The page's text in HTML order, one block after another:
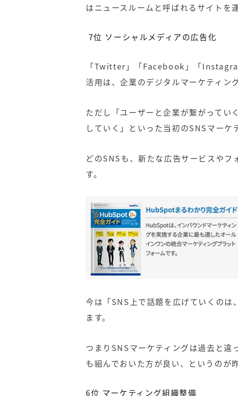
はニュースルームと呼ばれるサイトを
7位 ソーシャルメディアの広告化
「Twitter 」「Facebook 」「
活用は、企業のデジタルマーケティン
ただし「ユーザーと企業が繋がってい
していく」といった当初のSNSマーケ
どのSNSも、新たな広告サービスやフ
す。
今は「SNS上で話題を広げていくのは
ます。
つまり SNSマーケティングは過去と違
も組んでおいた方が良い、というのが
6位 マーケティング組織整備